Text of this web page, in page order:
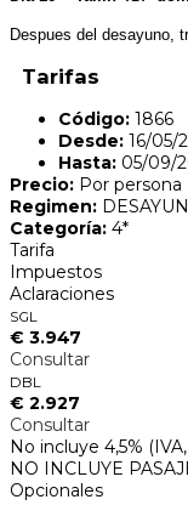
Despues del desayuno,
Tarifas
Código: 1866
Desde: 16/05/
Hasta: 05/09/
Precio: Por persona
Regimen:
Categoría: 4*
Tarifa
Impuestos
Aclaraciones
SGL
€ 3.947
Consultar
DBL
€ 2.927
Consultar
No incluye 4,5%
NO INCLUYE
Opcionales